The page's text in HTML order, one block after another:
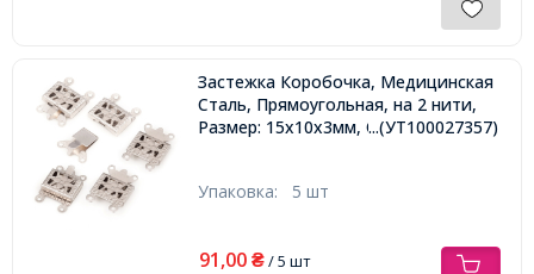
Застежка Коробочка, Медицинская
Сталь, Прямоугольная, на 2 нити,
Размер: 15х10х3мм, Отв. 1мм,
...(УТ100027357)
Упаковка: 5 шт
91,00 ₴/ 5 шт